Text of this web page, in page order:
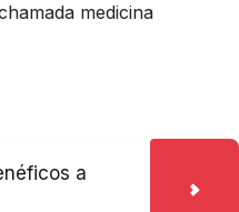
medicina
a